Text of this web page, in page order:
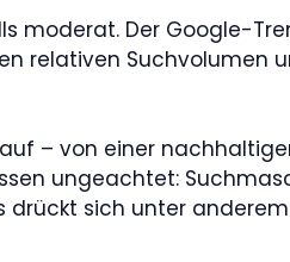
moderat. Der Google-
relativen Suchvolumen
– von einer
ungeachtet:
sich unter